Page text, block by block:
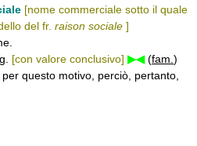
[nome commerciale sotto il quale
del fr. raison sociale ]
[con valore conclusivo] ▶◀(fam. )
questo motivo, perciò, pertanto,